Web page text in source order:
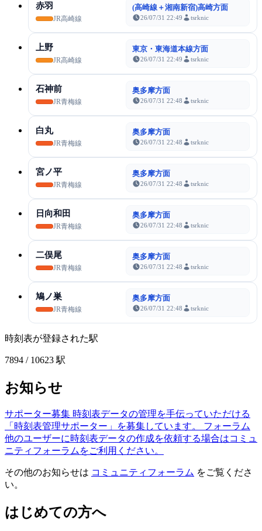
赤羽
JR高崎線
(高崎線＋湘南新宿)高崎方面
26/07/31 22:49 tsrknic
上野
JR高崎線
東京・東海道本線方面
26/07/31 22:49 tsrknic
石神前
JR青梅線
奥多摩方面
26/07/31 22:48 tsrknic
白丸
JR青梅線
奥多摩方面
26/07/31 22:48 tsrknic
宮ノ平
JR青梅線
奥多摩方面
26/07/31 22:48 tsrknic
日向和田
JR青梅線
奥多摩方面
26/07/31 22:48 tsrknic
二俣尾
JR青梅線
奥多摩方面
26/07/31 22:48 tsrknic
鳩ノ巣
JR青梅線
奥多摩方面
26/07/31 22:48 tsrknic
時刻表が登録された駅
7894 / 10623 駅
お知らせ
サポーター募集 時刻表データの管理を手伝っていただける
「時刻表管理サポーター」を募集しています。
フォーラム
他のユーザーに時刻表データの作成を依頼する場合はコミュ
ニティフォーラムをご利用ください。
その他のお知らせは コミュニティフォーラム をご覧くださ
い。
はじめての方へ